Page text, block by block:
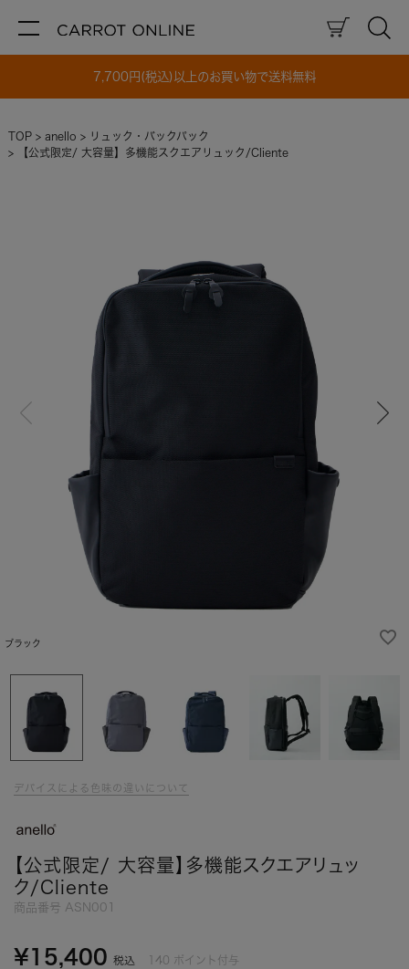
7,700円(税込)以上のお買い物で送料無料
TOP anello
リュック・バックパック
【公式限定/ 大容量】多機能スクエアリュック/Cliente
ブラック
デバイスによる色味の違いについて
【公式限定/ 大容量】多機能スクエアリュッ
ク/Cliente
商品番号 ASN001
¥15,400 税込 140 ポイント付与